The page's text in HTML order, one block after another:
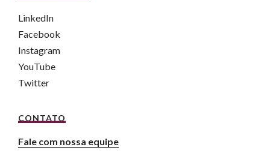
LinkedIn
Facebook
Instagram
YouTube
Twitter
CONTATO
Fale com nossa equipe